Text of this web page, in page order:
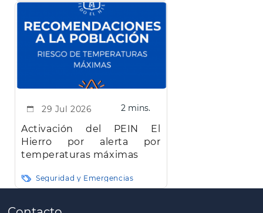
29 Jul 2026 2 mins.
Activación del PEIN El
Hierro por alerta por
temperaturas máximas
Seguridad y Emergencias
Paginación